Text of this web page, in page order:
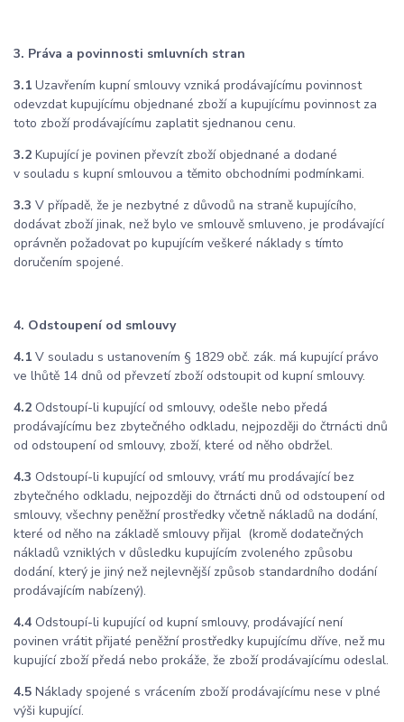
3. Práva a povinnosti smluvních stran
3.1 Uzavřením kupní smlouvy vzniká prodávajícímu povinnost
odevzdat kupujícímu objednané zboží a kupujícímu povinnost za
toto zboží prodávajícímu zaplatit sjednanou cenu.
3.2 Kupující je povinen převzít zboží objednané a dodané
v souladu s kupní smlouvou a těmito obchodními podmínkami.
3.3 V případě, že je nezbytné z důvodů na straně kupujícího,
dodávat zboží jinak, než bylo ve smlouvě smluveno, je prodávající
oprávněn požadovat po kupujícím veškeré náklady s tímto
doručením spojené.
4. Odstoupení od smlouvy
4.1 V souladu s ustanovením § 1829 obč. zák. má kupující právo
ve lhůtě 14 dnů od převzetí zboží odstoupit od kupní smlouvy.
4.2 Odstoupí-li kupující od smlouvy, odešle nebo předá
prodávajícímu bez zbytečného odkladu, nejpozději do čtrnácti dnů
od odstoupení od smlouvy, zboží, které od něho obdržel.
4.3 Odstoupí-li kupující od smlouvy, vrátí mu prodávající bez
zbytečného odkladu, nejpozději do čtrnácti dnů od odstoupení od
smlouvy, všechny peněžní prostředky včetně nákladů na dodání,
které od něho na základě smlouvy přijal (kromě dodatečných
nákladů vzniklých v důsledku kupujícím zvoleného způsobu
dodání, který je jiný než nejlevnější způsob standardního dodání
prodávajícím nabízený).
4.4 Odstoupí-li kupující od kupní smlouvy, prodávající není
povinen vrátit přijaté peněžní prostředky kupujícímu dříve, než mu
kupující zboží předá nebo prokáže, že zboží prodávajícímu odeslal.
4.5 Náklady spojené s vrácením zboží prodávajícímu nese v plné
výši kupující.